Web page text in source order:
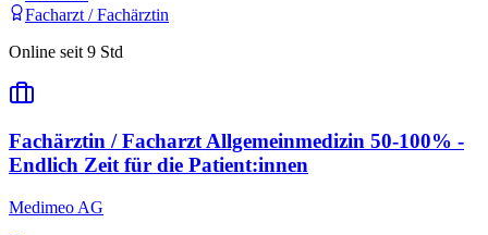
Facharzt / Fachärztin
Online seit 9 Std
Fachärztin / Facharzt Allgemeinmedizin 50-100% -
Endlich Zeit für die Patient:innen
Medimeo AG